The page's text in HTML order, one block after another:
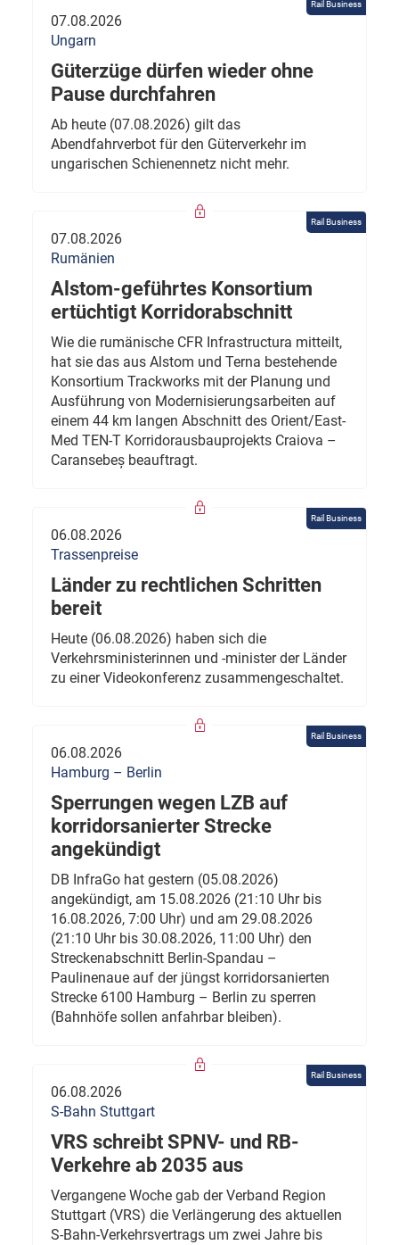
Rail Business
07.08.2026
Ungarn
Güterzüge dürfen wieder ohne
Pause durchfahren
Ab heute (07.08.2026) gilt das
Abendfahrverbot für den Güterverkehr im
ungarischen Schienennetz nicht mehr.
Rail Business
07.08.2026
Rumänien
Alstom-geführtes Konsortium
ertüchtigt Korridorabschnitt
Wie die rumänische CFR Infrastructura mitteilt,
hat sie das aus Alstom und Terna bestehende
Konsortium Trackworks mit der Planung und
Ausführung von Modernisierungsarbeiten auf
einem 44 km langen Abschnitt des Orient/East-
Med TEN-T Korridorausbauprojekts Craiova –
Caransebeș beauftragt.
Rail Business
06.08.2026
Trassenpreise
Länder zu rechtlichen Schritten
bereit
Heute (06.08.2026) haben sich die
Verkehrsministerinnen und -minister der Länder
zu einer Videokonferenz zusammengeschaltet.
Rail Business
06.08.2026
Hamburg – Berlin
Sperrungen wegen LZB auf
korridorsanierter Strecke
angekündigt
DB InfraGo hat gestern (05.08.2026)
angekündigt, am 15.08.2026 (21:10 Uhr bis
16.08.2026, 7:00 Uhr) und am 29.08.2026
(21:10 Uhr bis 30.08.2026, 11:00 Uhr) den
Streckenabschnitt Berlin-Spandau –
Paulinenaue auf der jüngst korridorsanierten
Strecke 6100 Hamburg – Berlin zu sperren
(Bahnhöfe sollen anfahrbar bleiben).
Rail Business
06.08.2026
S-Bahn Stuttgart
VRS schreibt SPNV- und RB-
Verkehre ab 2035 aus
Vergangene Woche gab der Verband Region
Stuttgart (VRS) die Verlängerung des aktuellen
S-Bahn-Verkehrsvertrags um zwei Jahre bis